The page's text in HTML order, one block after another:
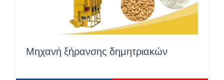
Μηχανή ξήρανσης δημητριακών